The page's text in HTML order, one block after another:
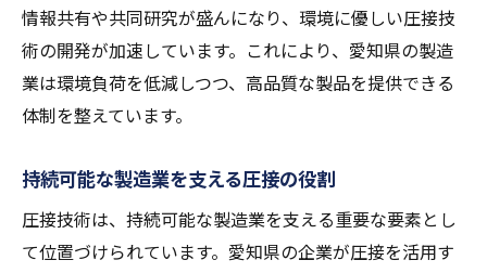
情報共有や共同研究が盛んになり、環境に優しい圧接技
術の開発が加速しています。これにより、愛知県の製造
業は環境負荷を低減しつつ、高品質な製品を提供できる
体制を整えています。
持続可能な製造業を支える圧接の役割
圧接技術は、持続可能な製造業を支える重要な要素とし
て位置づけられています。愛知県の企業が圧接を活用す